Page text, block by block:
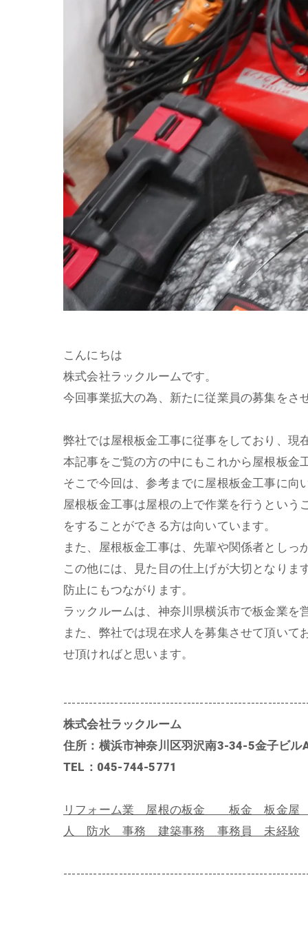
こんにちは
株式会社ラックルームです。
今回事業拡大の為、新たに従業員の募集をさ
弊社では屋根板金工事に従事をしており、現
本記事をご覧の方の中にもこれから屋根板金
そこで今回は、参考までに屋根板金工事に向
屋根板金工事は屋根の上で作業を行うという
をすることができる方は向いています。
また、屋根板金工事は、先輩や関係者としっ
この他には、見た目の仕上げが大切となりま
防止にもつながります。
ラックルームは、神奈川県横浜市で板金業を
また、弊社では現在求人を募集させて頂い
せ頂ければと思います。
株式会社ラックルーム
住所：横浜市神奈川区羽沢南3-34-5金子ビル
TEL：045-744-5771
リフォーム業 屋根の板金 板金 板金屋
人 防水 事務 建築事務 事務員 未経験